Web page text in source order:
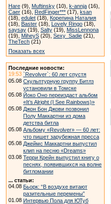
Hare (9), Muftinsky (10), k-annja (16),
Caer (16), RedFinger*** (17), ksan
(18), edulet (18), Корепина Наталия
(18), Baster (18), Lovely Ringo (18),
saysay (19), Salty (19), MissLennona
(19), MiheyS (20), Sexy_Sadie (21),
TheTech (21)
Показать всех
Последние новости:
19:53 `Revolver`: 60 лет спустя
05.08 Скульптурную группу Битлз
установили в Томске
05.08 Йоко Оно переиздаст альбом
«It’s Alright (I See Rainbows)»
05.08 Джон Бон Джови позвонил
Полу Маккартни из дома
детства битла
05.08 Альбому «Revolver» — 60 лет:
что пишет зарубежная пресса
05.08 Джеймс Маккартни выпустил
клип на песню «Dreams»
03.08 Терри Крейн выпустил книгу о
песнях, появившихся на волне
битломании
... статьи:
04.08 Бьорк: “В воздухе витают
разительные перемены”
01.08 Интервью Пола для ЮТуб